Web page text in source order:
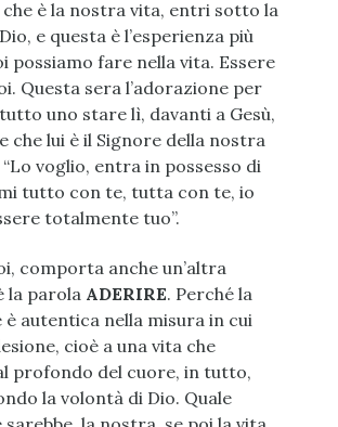
è la nostra vita, entri sotto la
e questa è l’esperienza più
possiamo fare nella vita. Essere
Questa sera l’adorazione per
uno stare lì, davanti a Gesù,
che lui è il Signore della nostra
voglio, entra in possesso di
tutto con te, tutta con te, io
totalmente tuo”.
comporta anche un’altra
la parola ADERIRE. Perché la
è autentica nella misura in cui
cioè a una vita che
profondo del cuore, in tutto,
la volontà di Dio. Quale